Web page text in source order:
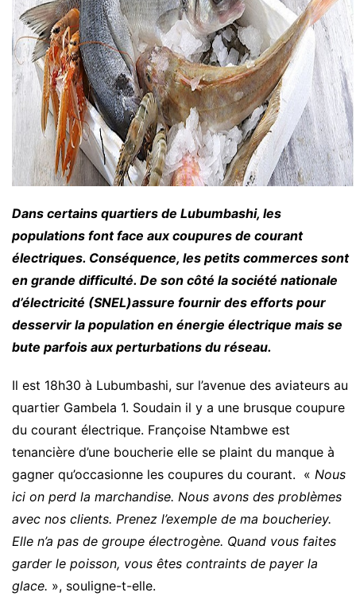
Dans certains quartiers de Lubumbashi, les
populations font face aux coupures de courant
électriques. Conséquence, les petits commerces sont
en grande difficulté. De son côté la société nationale
d’électricité (SNEL)assure fournir des efforts pour
desservir la population en énergie électrique mais se
bute parfois aux perturbations du réseau.
Il est 18h30 à Lubumbashi, sur l’avenue des aviateurs au
quartier Gambela 1. Soudain il y a une brusque coupure
du courant électrique. Françoise Ntambwe est
tenancière d’une boucherie elle se plaint du manque à
gagner qu’occasionne les coupures du courant. « Nous
ici on perd la marchandise. Nous avons des problèmes
avec nos clients. Prenez l’exemple de ma boucheriey.
Elle n’a pas de groupe électrogène. Quand vous faites
garder le poisson, vous êtes contraints de payer la
glace. », souligne-t-elle.